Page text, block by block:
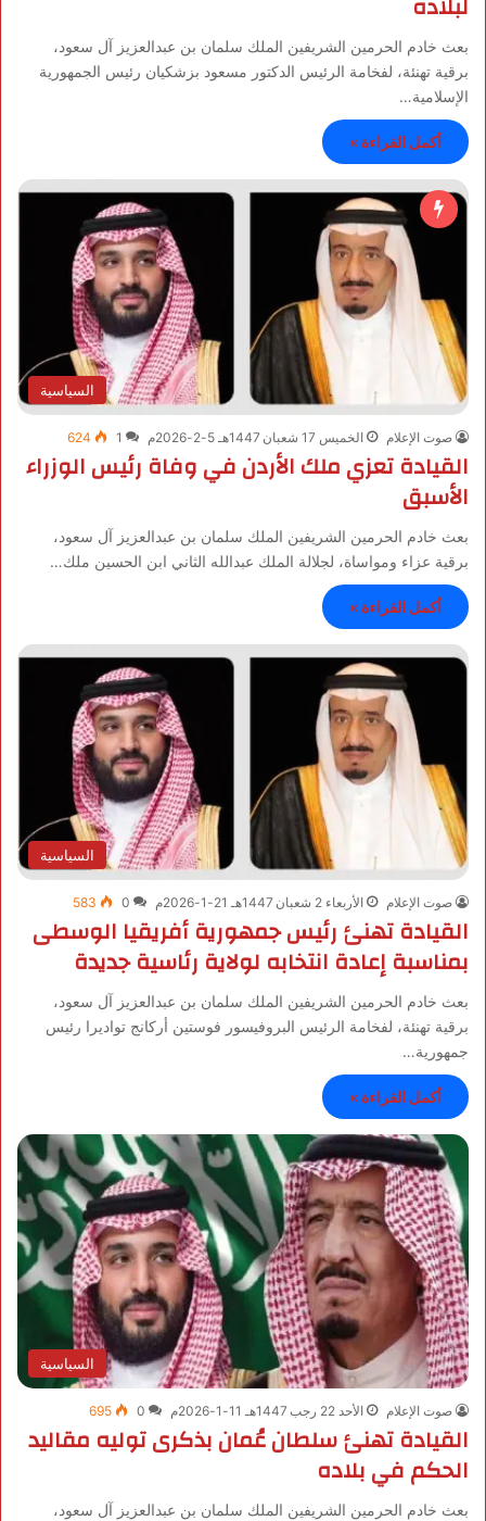
بعث خادم الحرمين الشريفين الملك سلمان بن عبدالعزيز آل سعود،
برقية تهنئة، لفخامة الرئيس الدكتور مسعود بزشكيان رئيس الجمهورية
الإسلامية…
أكمل القراءة »
السياسية
صوت الإعلام الخميس 17 شعبان 1447هـ 5-2-2026م 1
624
القيادة تعزي ملك الأردن في وفاة رئيس الوزراء
الأسبق
بعث خادم الحرمين الشريفين الملك سلمان بن عبدالعزيز آل سعود،
برقية عزاء ومواساة، لجلالة الملك عبدالله الثاني ابن الحسين ملك…
أكمل القراءة »
السياسية
صوت الإعلام الأربعاء 2 شعبان 1447هـ 21-1-2026م 0
583
القيادة تهنئ رئيس جمهورية أفريقيا الوسطى
بمناسبة إعادة انتخابه لولاية رئاسية جديدة
بعث خادم الحرمين الشريفين الملك سلمان بن عبدالعزيز آل سعود،
برقية تهنئة، لفخامة الرئيس البروفيسور فوستين أركانج تواديرا رئيس
جمهورية…
أكمل القراءة »
السياسية
صوت الإعلام الأحد 22 رجب 1447هـ 11-1-2026م 0
695
القيادة تهنئ سلطان عُمان بذكرى توليه مقاليد
الحكم في بلاده
بعث خادم الحرمين الشريفين الملك سلمان بن عبدالعزيز آل سعود،